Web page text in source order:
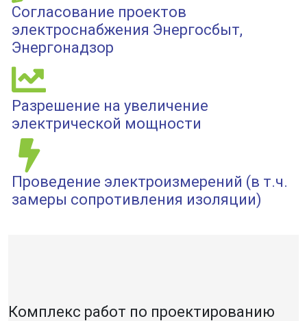
Cогласование проектов
электроснабжения Энергосбыт,
Энергонадзор
Разрешение на увеличение
электрической мощности
Проведение электроизмерений (в т.ч.
замеры сопротивления изоляции)
Комплекс работ по проектированию